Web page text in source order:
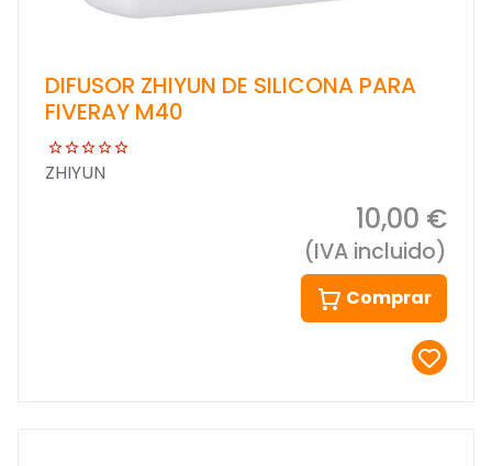
DIFUSOR ZHIYUN DE SILICONA PARA
FIVERAY M40
ZHIYUN
10,00 €
(IVA incluido)
Comprar